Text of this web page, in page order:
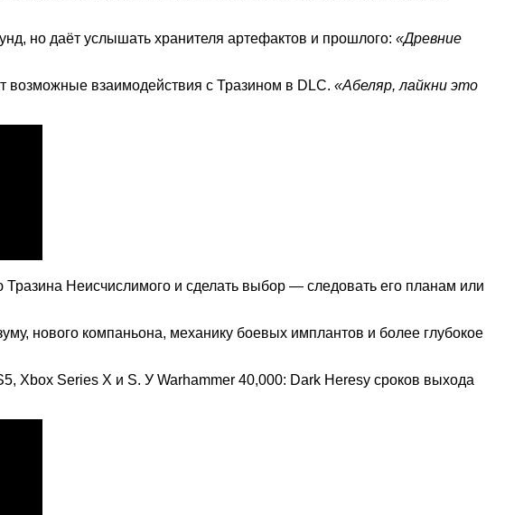
но даёт услышать хранителя артефактов и прошлого: «Древние
возможные взаимодействия с Тразином в DLC. «Абеляр, лайкни это
Неисчислимого и сделать выбор — следовать его планам или
нового компаньона, механику боевых имплантов и более глубокое
Xbox Series X и S. У Warhammer 40,000: Dark Heresy сроков выхода